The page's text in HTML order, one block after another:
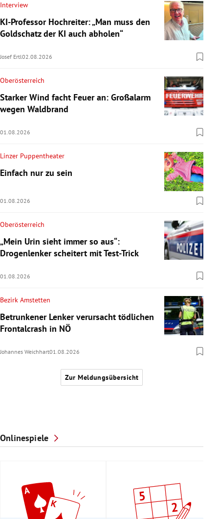
Interview
KI-Professor Hochreiter: „Man muss den
Goldschatz der KI auch abholen“
Josef Ertl02.08.2026
Oberösterreich
Starker Wind facht Feuer an: Großalarm
wegen Waldbrand
01.08.2026
Linzer Puppentheater
Einfach nur zu sein
01.08.2026
Oberösterreich
„Mein Urin sieht immer so aus“:
Drogenlenker scheitert mit Test-Trick
01.08.2026
Bezirk Amstetten
Betrunkener Lenker verursacht tödlichen
Frontalcrash in NÖ
Johannes Weichhart01.08.2026
Zur Meldungsübersicht
Onlinespiele